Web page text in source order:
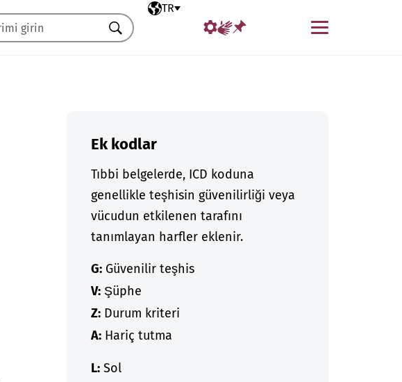
Seçili dil
TR
Menü
Ara
Ek kodlar
Tıbbi belgelerde, ICD koduna
genellikle teşhisin güvenilirliği veya
vücudun etkilenen tarafını
tanımlayan harfler eklenir.
G:Güvenilir teşhis
V:Şüphe
Z:Durum kriteri
A:Hariç tutma
L:Sol